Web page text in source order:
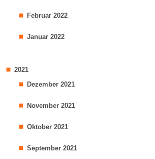
Februar 2022
Januar 2022
2021
Dezember 2021
November 2021
Oktober 2021
September 2021